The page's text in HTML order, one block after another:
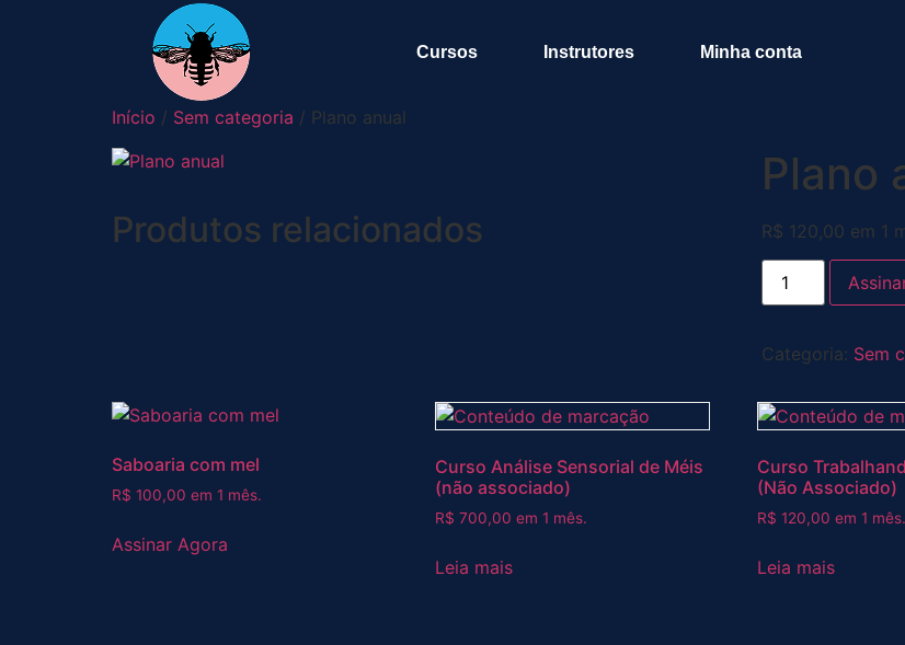
Cursos Instrutores Minha conta
Início / Sem categoria / Plano anual
Plano
R$ 120,00 em 1
Categoria: Sem
Produtos relacionados
Saboaria com mel
R$ 100,00 em 1 mês.
Assinar Agora
Curso Análise Sensorial de Méis
(não associado)
R$ 700,00 em 1 mês.
Leia mais
Curso
(Não Associado)
R$ 120,00 em 1 mês.
Leia mais